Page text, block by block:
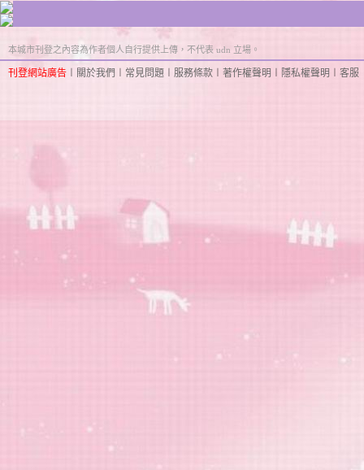
本城市刊登之內容為作者個人自行提供上傳，不代表 udn 立場。
刊登網站廣告 關於我們 常見問題 服務條款 著作權聲明 隱私權聲明 客服